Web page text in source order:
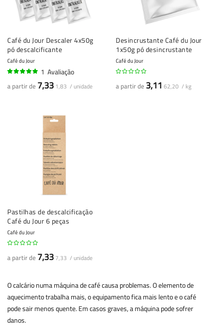
Café du Jour Descaler 4x50g
pó descalcificante
Café du Jour
1 Avaliação
a partir de 7,33 1,83 / unidade
Desincrustante Café du Jour
1x50g pó desincrustante
Café du Jour
a partir de 3,11 62,20 / kg
Pastilhas de descalcificação
Café du Jour 6 peças
Café du Jour
a partir de 7,33 7,33 / unidade
O calcário numa máquina de café causa problemas. O elemento de
aquecimento trabalha mais, o equipamento fica mais lento e o café
pode sair menos quente. Em casos graves, a máquina pode sofrer
danos.